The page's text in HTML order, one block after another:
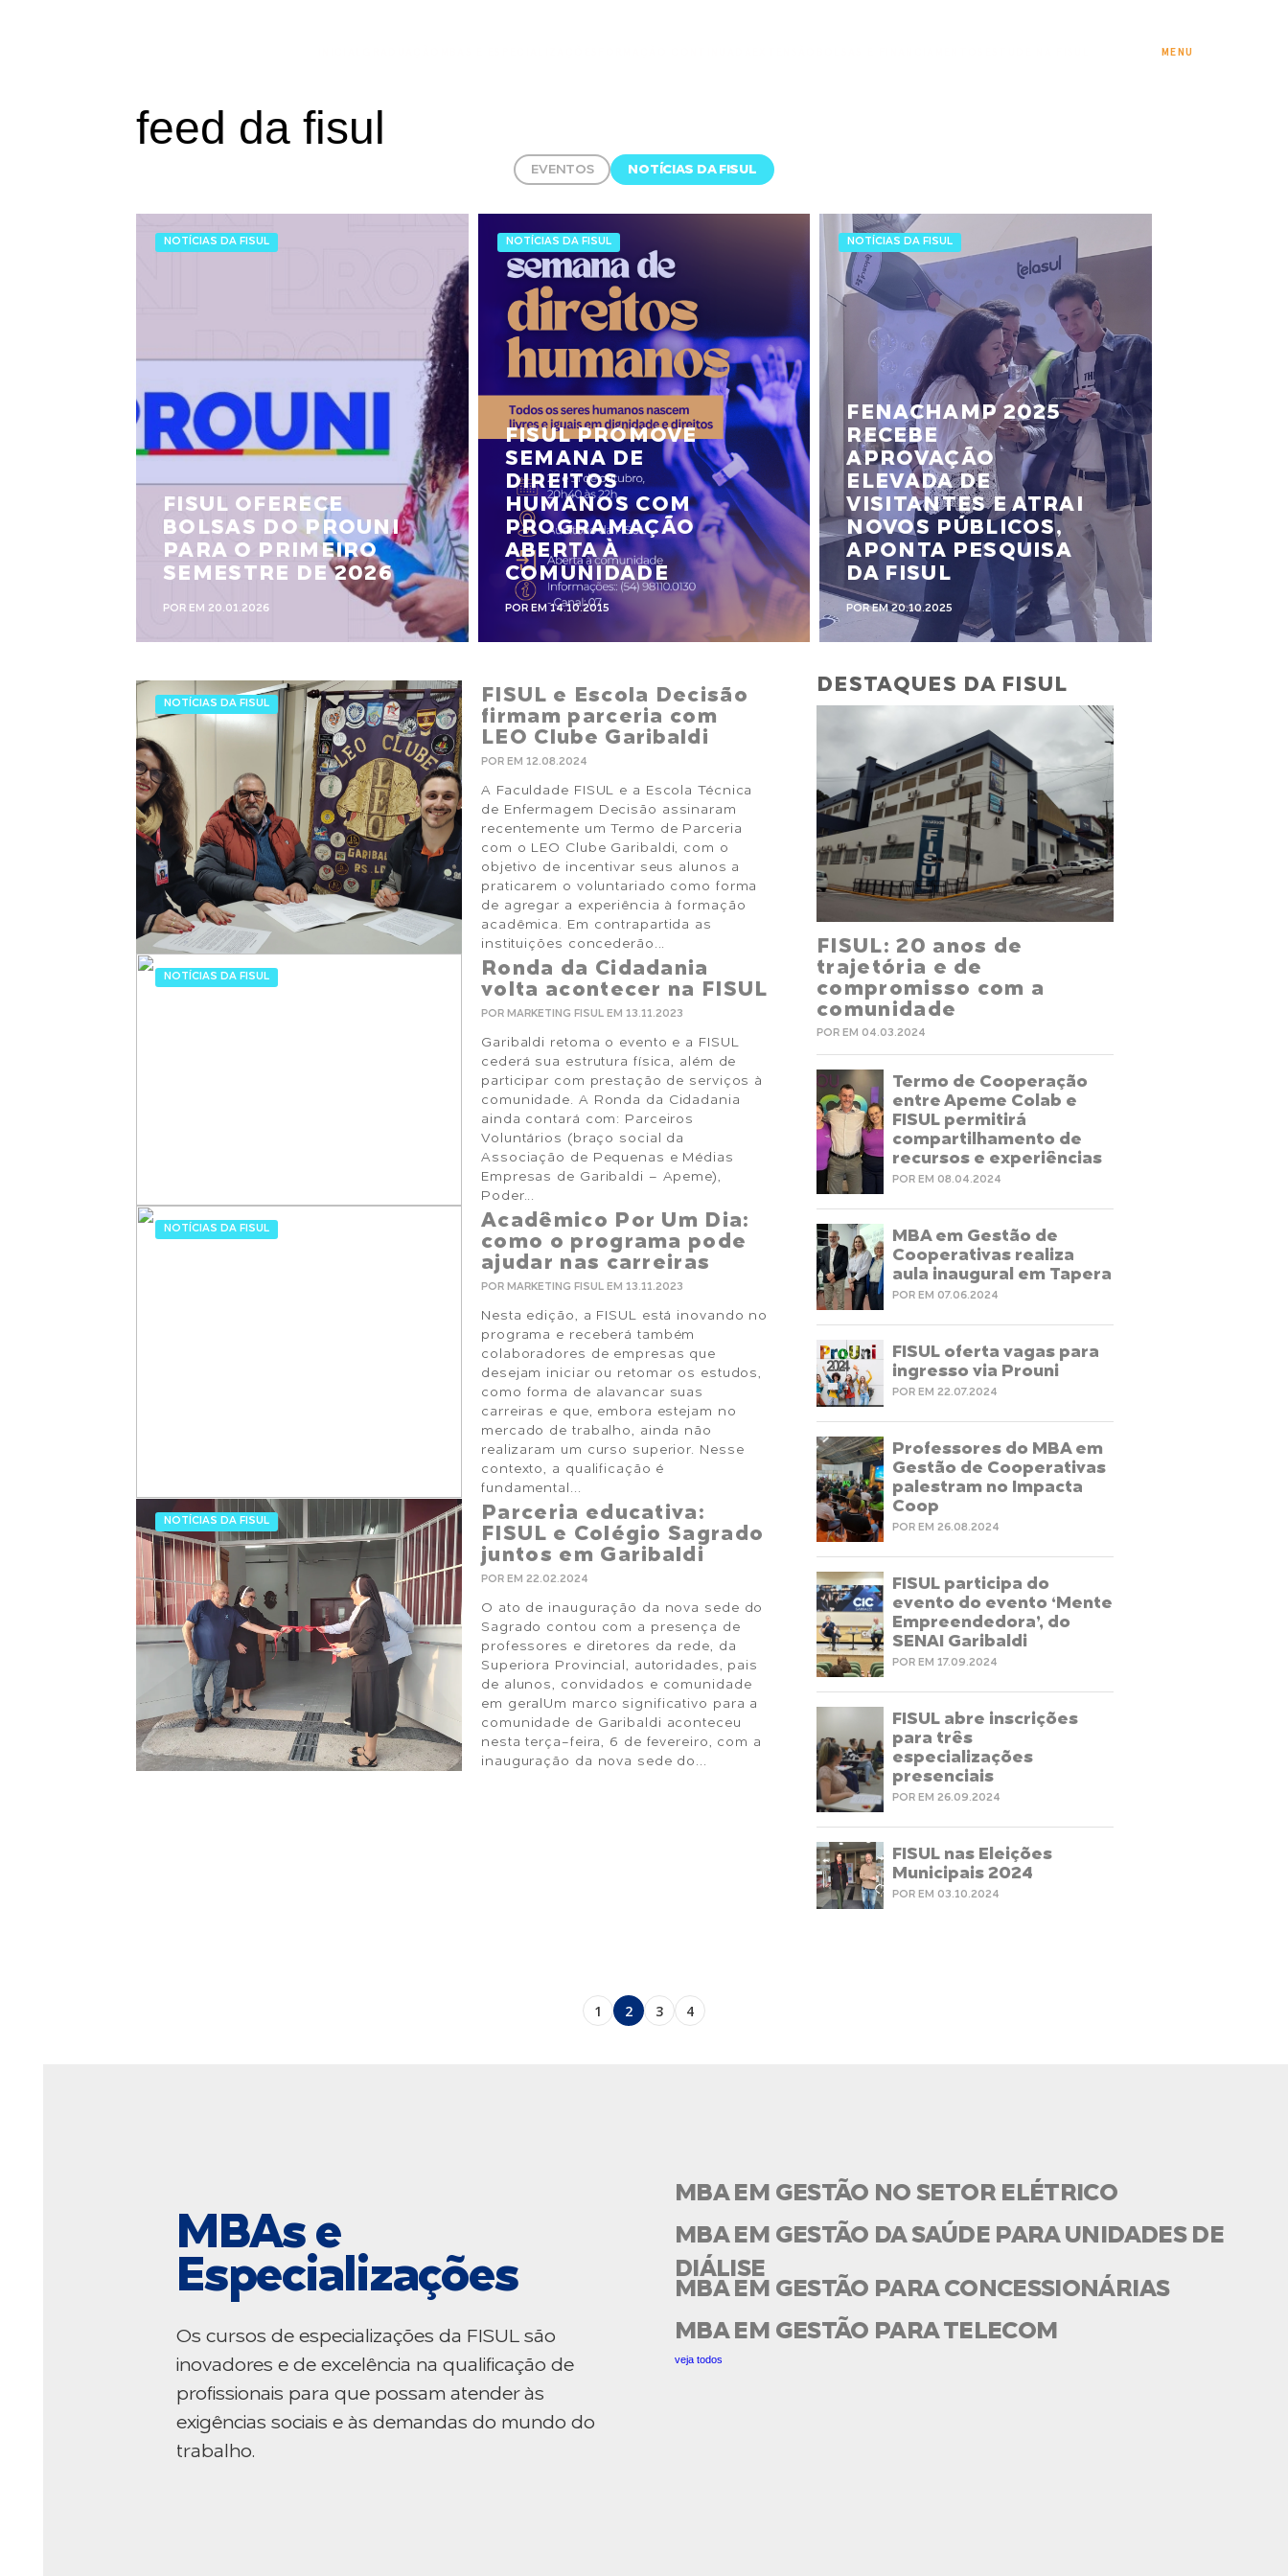
MENU
feed da fisul
EVENTOS NOTÍCIAS DA FISUL
NOTÍCIAS DA FISUL
FISUL OFERECE
BOLSAS DO PROUNI
PARA O PRIMEIRO
SEMESTRE DE 2026
POR EM 20.01.2026
NOTÍCIAS DA FISUL
FISUL PROMOVE
SEMANA DE
DIREITOS
HUMANOS COM
PROGRAMAÇÃO
ABERTA À
COMUNIDADE
POR EM 14.10.2015
NOTÍCIAS DA FISUL
FENACHAMP 2025
RECEBE
APROVAÇÃO
ELEVADA DE
VISITANTES E ATRAI
NOVOS PÚBLICOS,
APONTA PESQUISA
DA FISUL
POR EM 20.10.2025
NOTÍCIAS DA FISUL
FISUL e Escola Decisão
firmam parceria com
LEO Clube Garibaldi
POR EM 12.08.2024
A Faculdade FISUL e a Escola Técnica
de Enfermagem Decisão assinaram
recentemente um Termo de Parceria
com o LEO Clube Garibaldi, com o
objetivo de incentivar seus alunos a
praticarem o voluntariado como forma
de agregar a experiência à formação
acadêmica. Em contrapartida as
instituições concederão...
NOTÍCIAS DA FISUL
Ronda da Cidadania
volta acontecer na FISUL
POR MARKETING FISUL EM 13.11.2023
Garibaldi retoma o evento e a FISUL
cederá sua estrutura física, além de
participar com prestação de serviços à
comunidade. A Ronda da Cidadania
ainda contará com: Parceiros
Voluntários (braço social da
Associação de Pequenas e Médias
Empresas de Garibaldi – Apeme),
Poder...
NOTÍCIAS DA FISUL
Acadêmico Por Um Dia:
como o programa pode
ajudar nas carreiras
POR MARKETING FISUL EM 13.11.2023
Nesta edição, a FISUL está inovando no
programa e receberá também
colaboradores de empresas que
desejam iniciar ou retomar os estudos,
como forma de alavancar suas
carreiras e que, embora estejam no
mercado de trabalho, ainda não
realizaram um curso superior. Nesse
contexto, a qualificação é
fundamental...
NOTÍCIAS DA FISUL
Parceria educativa:
FISUL e Colégio Sagrado
juntos em Garibaldi
POR EM 22.02.2024
O ato de inauguração da nova sede do
Sagrado contou com a presença de
professores e diretores da rede, da
Superiora Provincial, autoridades, pais
de alunos, convidados e comunidade
em geralUm marco significativo para a
comunidade de Garibaldi aconteceu
nesta terça-feira, 6 de fevereiro, com a
inauguração da nova sede do...
DESTAQUES DA FISUL
FISUL: 20 anos de
trajetória e de
compromisso com a
comunidade
POR EM 04.03.2024
Termo de Cooperação
entre Apeme Colab e
FISUL permitirá
compartilhamento de
recursos e experiências
POR EM 08.04.2024
MBA em Gestão de
Cooperativas realiza
aula inaugural em Tapera
POR EM 07.06.2024
FISUL oferta vagas para
ingresso via Prouni
POR EM 22.07.2024
Professores do MBA em
Gestão de Cooperativas
palestram no Impacta
Coop
POR EM 26.08.2024
FISUL participa do
evento do evento ‘Mente
Empreendedora’, do
SENAI Garibaldi
POR EM 17.09.2024
FISUL abre inscrições
para três
especializações
presenciais
POR EM 26.09.2024
FISUL nas Eleições
Municipais 2024
POR EM 03.10.2024
1 2 3 4
MBAs e
Especializações
Os cursos de especializações da FISUL são
inovadores e de excelência na qualificação de
profissionais para que possam atender às
exigências sociais e às demandas do mundo do
trabalho.
MBA EM GESTÃO NO SETOR ELÉTRICO
MBA EM GESTÃO DA SAÚDE PARA UNIDADES DE
DIÁLISE
MBA EM GESTÃO PARA CONCESSIONÁRIAS
MBA EM GESTÃO PARA TELECOM
veja todos